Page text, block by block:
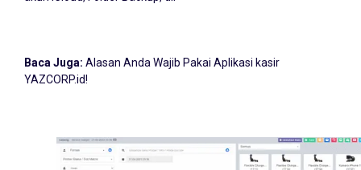
akun iCloud, Folder Backup, dll
Baca Juga:Alasan Anda Wajib Pakai Aplikasi kasir